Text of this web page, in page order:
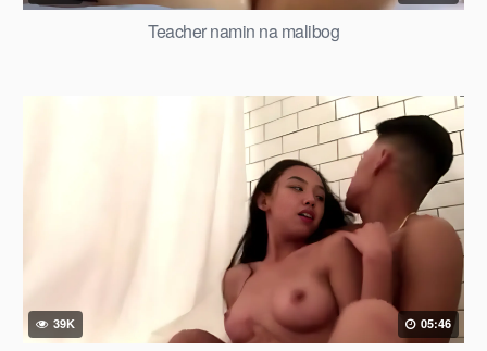
Teacher namin na malibog
39K 05:46